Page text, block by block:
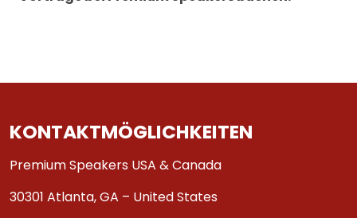
KONTAKTMÖGLICHKEITEN
Premium Speakers USA & Canada
30301 Atlanta, GA – United States